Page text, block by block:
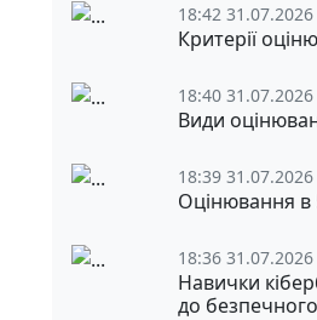
18:42 31.07.2026
Критерії
18:40 31.07.2026
Види
18:39 31.07.2026
Оцінювання
18:36 31.07.2026
Навички
до